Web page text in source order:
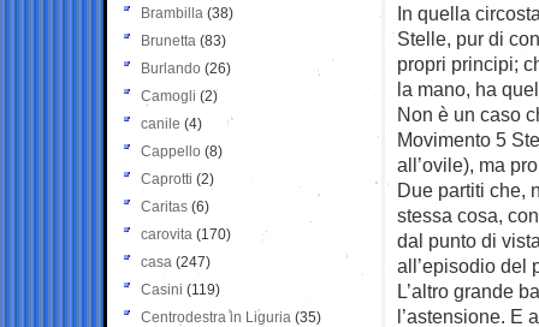
In quella
Stelle, pur di
propri principi;
la mano, ha
Non è un caso
Movimento 5
all’ovile), ma
Due partiti che,
stessa cosa,
dal punto di
all’episodio del
L’altro grande
l’astensione. E
Brambilla (38)
Brunetta (83)
Burlando (26)
Camogli (2)
canile (4)
Cappello (8)
Caprotti (2)
Caritas (6)
carovita (170)
casa (247)
Casini (119)
Centrodestra in Liguria (35)